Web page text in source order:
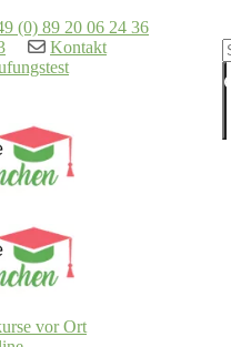
(0) 89 20 06 24 36
Kontakt
vor Ort